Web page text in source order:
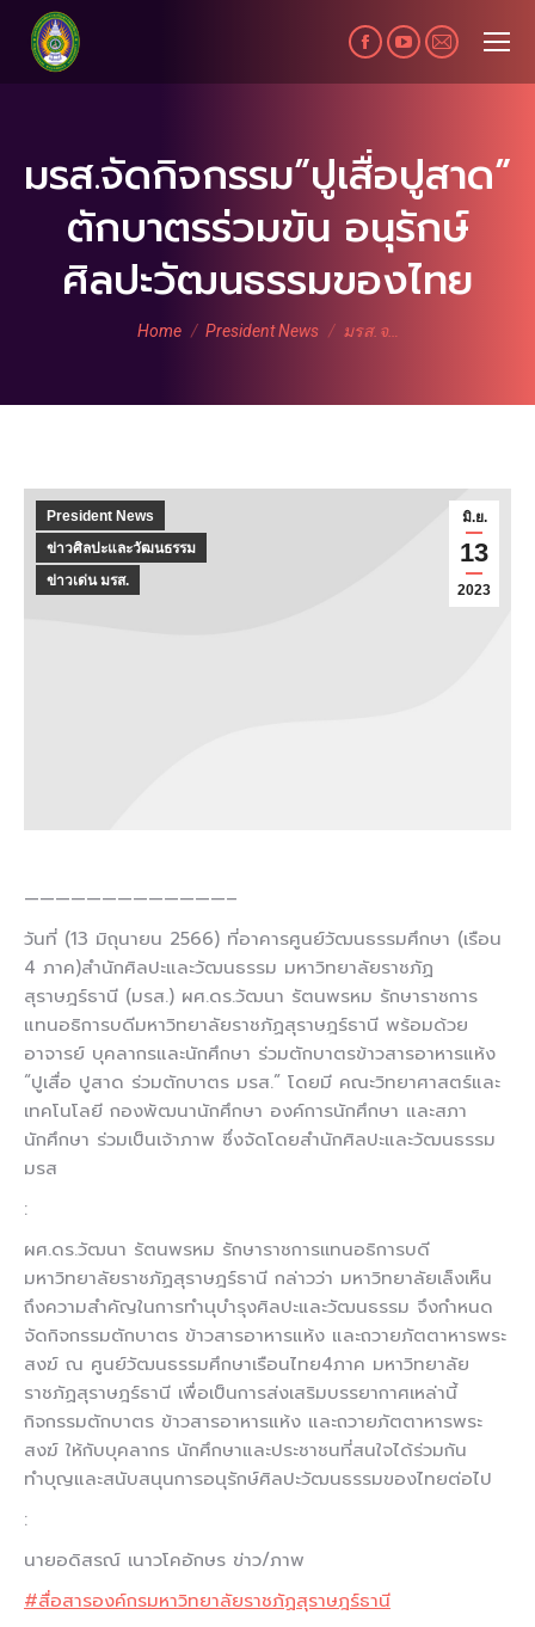
Facebook
page
in
new
window
YouTube
page
in
new
window
Mail
page
new
window
มรส.จัดกิจกรรม”ปูเสื่อปูสาด”
ตักบาตรร่วมขัน อนุรักษ์
ศิลปะวัฒนธรรมของไทย
You are here:
Home President News มรส.จ…
มิ.ย.
13
2023
President News
ข่าวศิลปะและวัฒนธรรม
ข่าวเด่น มรส.
—————————————–
วันที่ (13 มิถุนายน 2566) ที่อาคารศูนย์วัฒนธรรมศึกษา (เรือน
4 ภาค)สำนักศิลปะและวัฒนธรรม มหาวิทยาลัยราชภัฏ
สุราษฎร์ธานี (มรส.) ผศ.ดร.วัฒนา รัตนพรหม รักษาราชการ
แทนอธิการบดีมหาวิทยาลัยราชภัฏสุราษฎร์ธานี พร้อมด้วย
อาจารย์ บุคลากรและนักศึกษา ร่วมตักบาตรข้าวสารอาหารแห้ง
“ปูเสื่อ ปูสาด ร่วมตักบาตร มรส.” โดยมี คณะวิทยาศาสตร์และ
เทคโนโลยี กองพัฒนานักศึกษา องค์การนักศึกษา และสภา
นักศึกษา ร่วมเป็นเจ้าภาพ ซึ่งจัดโดยสำนักศิลปะและวัฒนธรรม
มรส
:
ผศ.ดร.วัฒนา รัตนพรหม รักษาราชการเเทนอธิการบดี
มหาวิทยาลัยราชภัฏสุราษฎร์ธานี กล่าวว่า มหาวิทยาลัยเล็งเห็น
ถึงความสำคัญในการทำนุบำรุงศิลปะและวัฒนธรรม จึงกำหนด
จัดกิจกรรมตักบาตร ข้าวสารอาหารแห้ง และถวายภัตตาหารพระ
สงฆ์ ณ ศูนย์วัฒนธรรมศึกษาเรือนไทย4ภาค มหาวิทยาลัย
ราชภัฏสุราษฎร์ธานี เพื่อเป็นการส่งเสริมบรรยากาศเหล่านี้
กิจกรรมตักบาตร ข้าวสารอาหารแห้ง และถวายภัตตาหารพระ
สงฆ์ ให้กับบุคลากร นักศึกษาและประชาชนที่สนใจได้ร่วมกัน
ทำบุญและสนับสนุนการอนุรักษ์ศิลปะวัฒนธรรมของไทยต่อไป
:
นายอดิสรณ์ เนาวโคอักษร ข่าว/ภาพ
#สื่อสารองค์กรมหาวิทยาลัยราชภัฏสุราษฎร์ธานี